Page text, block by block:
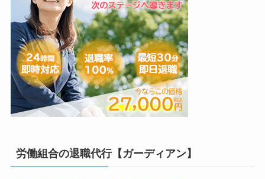
労働組合の退職代行【ガーディアン】